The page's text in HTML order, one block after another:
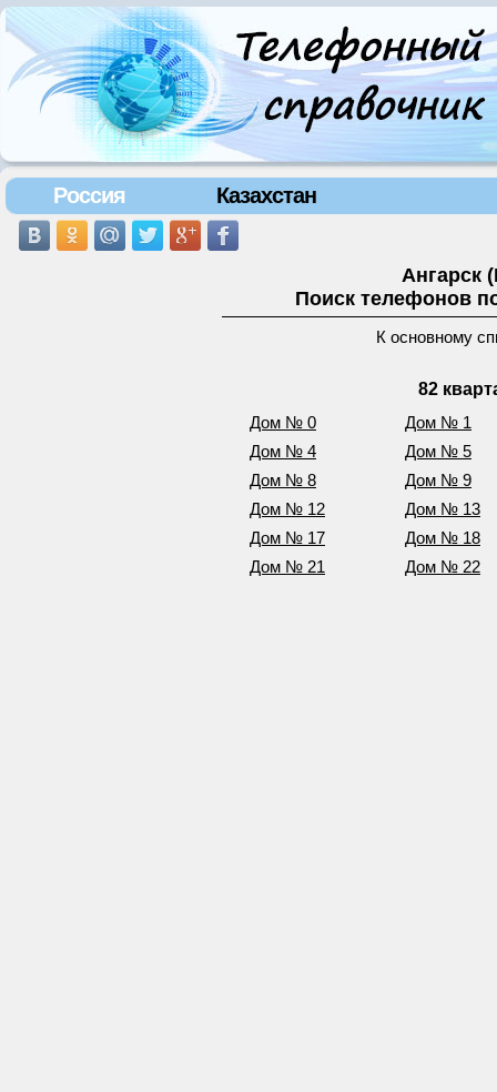
Россия Казахстан
Ангарск
Поиск телефонов
К основному
82
Дом № 0
Дом № 1
Дом № 4
Дом № 5
Дом № 8
Дом № 9
Дом № 12
Дом № 13
Дом № 17
Дом № 18
Дом № 21
Дом № 22